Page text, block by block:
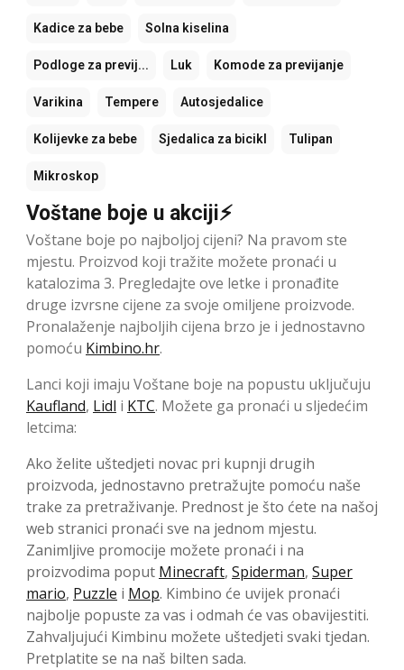
Kadice za bebe Solna kiselina
Podloge za previj... Luk Komode za previjanje
Varikina Tempere Autosjedalice
Kolijevke za bebe Sjedalica za bicikl Tulipan
Mikroskop
Voštane boje u akciji⚡
Voštane boje po najboljoj cijeni? Na pravom ste
mjestu. Proizvod koji tražite možete pronaći u
katalozima 3. Pregledajte ove letke i pronađite
druge izvrsne cijene za svoje omiljene proizvode.
Pronalaženje najboljih cijena brzo je i jednostavno
pomoću Kimbino.hr.
Lanci koji imaju Voštane boje na popustu uključuju
Kaufland, Lidl i KTC. Možete ga pronaći u sljedećim
letcima:
Ako želite uštedjeti novac pri kupnji drugih
proizvoda, jednostavno pretražujte pomoću naše
trake za pretraživanje. Prednost je što ćete na našoj
web stranici pronaći sve na jednom mjestu.
Zanimljive promocije možete pronaći i na
proizvodima poput Minecraft, Spiderman, Super
mario, Puzzle i Mop. Kimbino će uvijek pronaći
najbolje popuste za vas i odmah će vas obavijestiti.
Zahvaljujući Kimbinu možete uštedjeti svaki tjedan.
Pretplatite se na naš bilten sada.